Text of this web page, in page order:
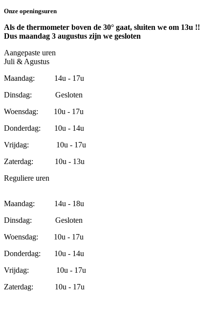
Onze openingsuren
Als de thermometer boven de 30° gaat, sluiten we om 13u !!
Dus maandag 3 augustus zijn we gesloten
Aangepaste uren
Juli & Agustus
Maandag: 14u - 17u
Dinsdag: Gesloten
Woensdag: 10u - 17u
Donderdag: 10u - 14u
Vrijdag: 10u - 17u
Zaterdag: 10u - 13u
Reguliere uren
Maandag: 14u - 18u
Dinsdag: Gesloten
Woensdag: 10u - 17u
Donderdag: 10u - 14u
Vrijdag: 10u - 17u
Zaterdag: 10u - 17u